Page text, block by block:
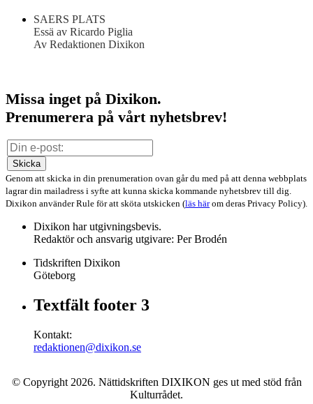
SAERS PLATS
Essä av Ricardo Piglia
Av Redaktionen Dixikon
Missa inget på Dixikon.
Prenumerera på vårt nyhetsbrev!
Skicka
Genom att skicka in din prenumeration ovan går du med på att denna webbplats
lagrar din mailadress i syfte att kunna skicka kommande nyhetsbrev till dig.
Dixikon använder Rule för att sköta utskicken (läs härom deras Privacy Policy).
Dixikon har utgivningsbevis.
Redaktör och ansvarig utgivare: Per Brodén
Tidskriften Dixikon
Göteborg
Textfält footer 3
Kontakt:
redaktionen@dixikon.se
© Copyright 2026. Nättidskriften DIXIKON ges ut med stöd från
Kulturrådet.